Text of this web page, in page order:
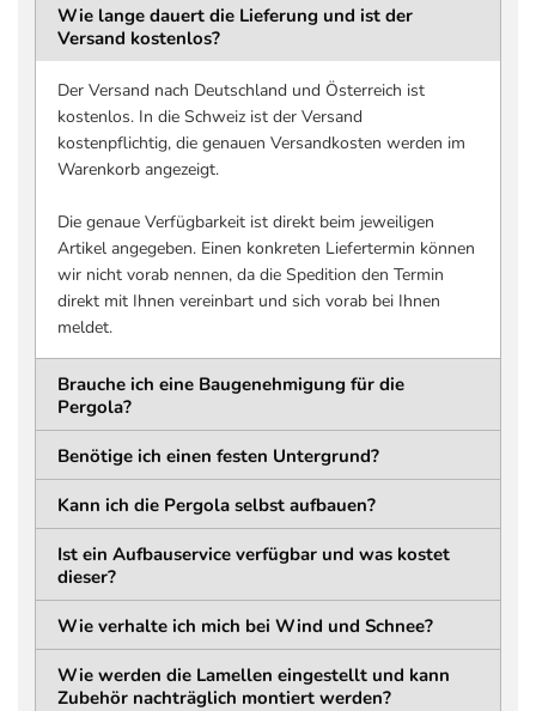
2366 mm
Untergrund bis Unterkante
Trägerkonstruktion
3400 mm
Pfosten, entlang
Lamellenlänge
DURCHGANGSBREITE
2 mal 2486 mm
Innenkante bis Innenkante
Pfosten
MATERIAL
Pulverbeschichtet
QUERSCHNITT
HÖHE
WANDSTÄRKE
LÄNGE
160 mm (168 mm inkl.
Abdeckung) mm
160 mm (168 mm inkl.
Abdeckung) mm
STÄRKE
11 mm
LOCHABSTAND
134 mm
Trägerkonstruktion
Wie lange dauert die Lieferung und ist der
Versand kostenlos?
Der Versand nach Deutschland und Österreich ist
kostenlos. In die Schweiz ist der Versand
kostenpflichtig, die genauen Versandkosten werden im
Warenkorb angezeigt.
Die genaue Verfügbarkeit ist direkt beim jeweiligen
Artikel angegeben. Einen konkreten Liefertermin können
wir nicht vorab nennen, da die Spedition den Termin
direkt mit Ihnen vereinbart und sich vorab bei Ihnen
meldet.
Brauche ich eine Baugenehmigung für die
Pergola?
Benötige ich einen festen Untergrund?
Kann ich die Pergola selbst aufbauen?
Ist ein Aufbauservice verfügbar und was kostet
dieser?
Wie verhalte ich mich bei Wind und Schnee?
Wie werden die Lamellen eingestellt und kann
Zubehör nachträglich montiert werden?